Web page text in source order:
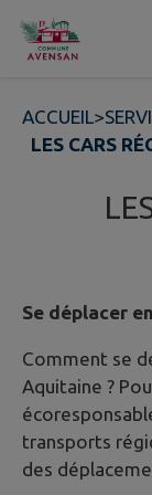
Contenu
ACCUEIL>
LES CARS
Se déplacer
Comment se
Aquitaine ?
transports
des